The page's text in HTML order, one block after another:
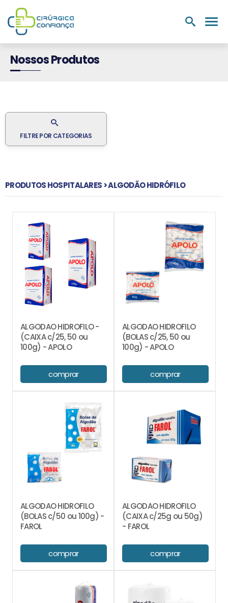
LABORATÓRIOS SUPLEMENTOS
Nossos Produtos
FILTRE POR CATEGORIAS
PRODUTOS HOSPITALARES > ALGODÃO HIDRÓFILO
ALGODAO HIDROFILO -
(CAIXA c/25, 50 ou
100g) - APOLO
comprar
ALGODAO HIDROFILO
(BOLAS c/25, 50 ou
100g) - APOLO
comprar
ALGODAO HIDROFILO
(BOLAS c/50 ou 100g) -
FAROL
comprar
ALGODAO HIDROFILO
(CAIXA c/25g ou 50g)
- FAROL
comprar